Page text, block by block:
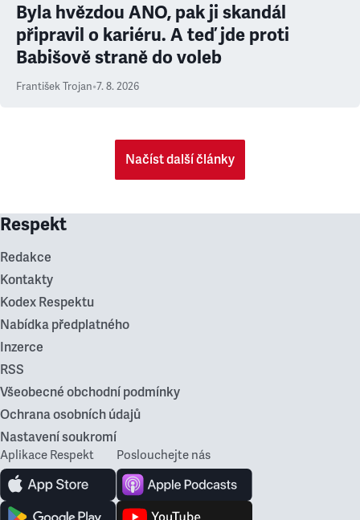
Byla hvězdou ANO, pak ji skandál
připravil o kariéru. A teď jde proti
Babišově straně do voleb
František Trojan•7. 8. 2026
Načíst další články
Respekt
Redakce
Kontakty
Kodex Respektu
Nabídka předplatného
Inzerce
RSS
Všeobecné obchodní podmínky
Ochrana osobních údajů
Nastavení soukromí
Aplikace Respekt Poslouchejte nás